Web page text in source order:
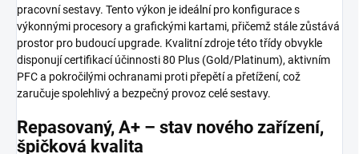
pracovní sestavy. Tento výkon je ideální pro konfigurace s
výkonnými procesory a grafickými kartami, přičemž stále zůstává
prostor pro budoucí upgrade. Kvalitní zdroje této třídy obvykle
disponují certifikací účinnosti 80 Plus (Gold/Platinum), aktivním
PFC a pokročilými ochranami proti přepětí a přetížení, což
zaručuje spolehlivý a bezpečný provoz celé sestavy.
Repasovaný, A+ – stav nového zařízení,
špičková kvalita